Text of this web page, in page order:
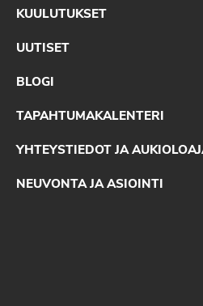
KUULUTUKSET
UUTISET
BLOGI
TAPAHTUMAKALENTERI
YHTEYSTIEDOT JA
NEUVONTA JA ASIOINTI